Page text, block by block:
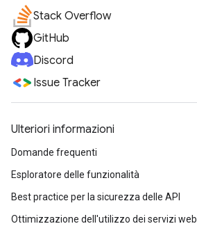
Stack Overflow
GitHub
Discord
Issue Tracker
Ulteriori informazioni
Domande frequenti
Esploratore delle funzionalità
Best practice per la sicurezza delle API
Ottimizzazione dell'utilizzo dei servizi web